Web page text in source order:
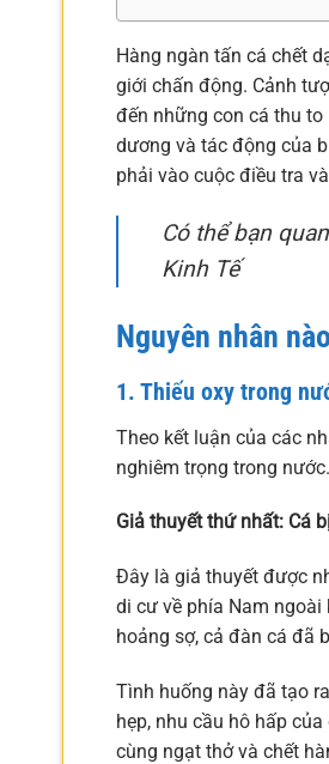
Hàng ngàn tấn cá chết
giới chấn động. Cảnh
đến những con cá thu
dương và tác động của
phải vào cuộc điều tra
Có thể bạn
Kinh Tế
Nguyên nhân
1. Thiếu oxy trong
Theo kết luận của các
nghiêm trọng trong
Giả thuyết thứ nhất: Cá
Đây là giả thuyết được
di cư về phía Nam
hoảng sợ, cả đàn cá đã
Tình huống này đã tạo
hẹp, nhu cầu hô hấp
cùng ngạt thở và chết